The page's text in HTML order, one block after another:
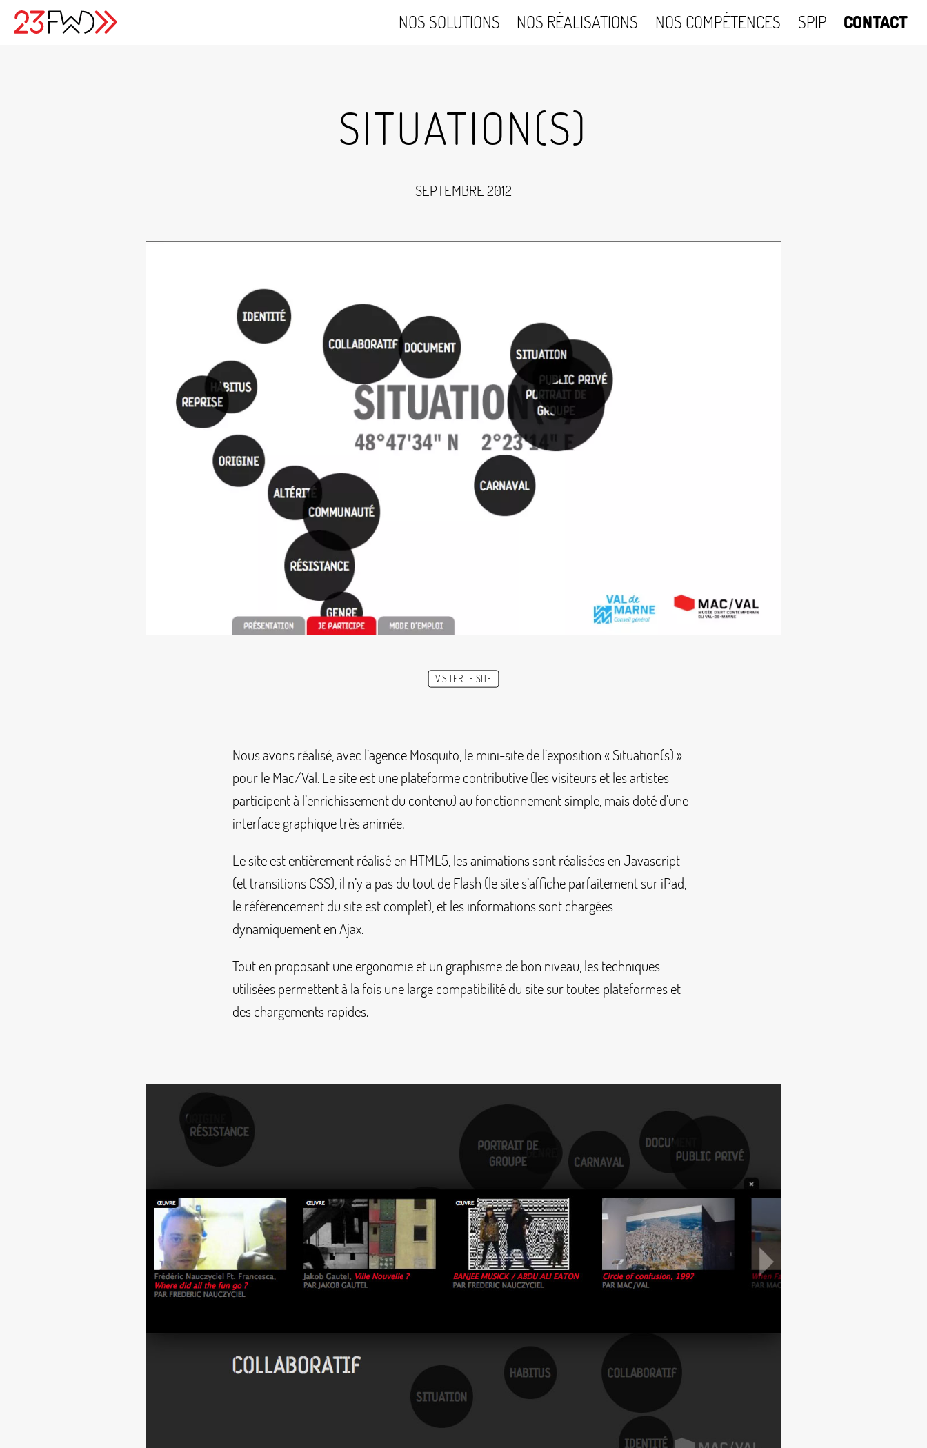
NOS SOLUTIONS NOS RÉALISATIONS NOS COMPÉTENCES SPIP CONTACT
SITUATION(S)
SEPTEMBRE 2012
VISITER LE SITE
Nous avons réalisé, avec l’agence Mosquito, le mini-site de l’exposition « Situation(s) »
pour le Mac/Val. Le site est une plateforme contributive (les visiteurs et les artistes
participent à l’enrichissement du contenu) au fonctionnement simple, mais doté d’une
interface graphique très animée.
Le site est entièrement réalisé en HTML5, les animations sont réalisées en Javascript
(et transitions CSS), il n’y a pas du tout de Flash (le site s’affiche parfaitement sur iPad,
le référencement du site est complet), et les informations sont chargées
dynamiquement en Ajax.
Tout en proposant une ergonomie et un graphisme de bon niveau, les techniques
utilisées permettent à la fois une large compatibilité du site sur toutes plateformes et
des chargements rapides.